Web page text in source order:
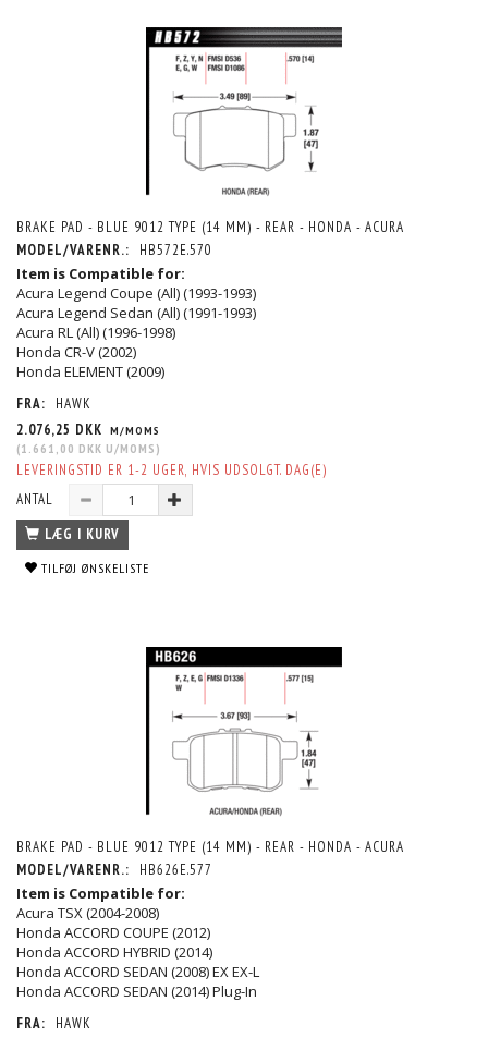
BRAKE PAD - BLUE 9012 TYPE (14 MM) - REAR - HONDA - ACURA
MODEL/VARENR.:
HB572E.570
Item is Compatible for:
Acura Legend Coupe (All) (1993-1993)
Acura Legend Sedan (All) (1991-1993)
Acura RL (All) (1996-1998)
Honda CR-V (2002)
Honda ELEMENT (2009)
FRA:
HAWK
2.076,25 DKK M/MOMS
(1.661,00 DKK U/MOMS )
LEVERINGSTID ER 1-2 UGER, HVIS UDSOLGT. DAG(E)
ANTAL
LÆG I KURV
TILFØJ ØNSKELISTE
BRAKE PAD - BLUE 9012 TYPE (14 MM) - REAR - HONDA - ACURA
MODEL/VARENR.:
HB626E.577
Item is Compatible for:
Acura TSX (2004-2008)
Honda ACCORD COUPE (2012)
Honda ACCORD HYBRID (2014)
Honda ACCORD SEDAN (2008) EX EX-L
Honda ACCORD SEDAN (2014) Plug-In
FRA:
HAWK